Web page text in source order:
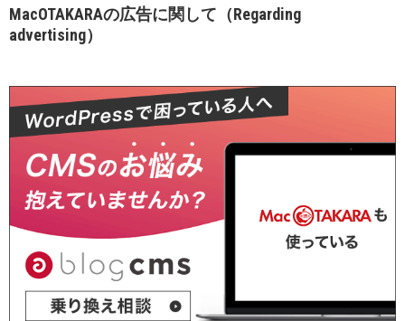
MacOTAKARAの広告に関して（Regarding
advertising）